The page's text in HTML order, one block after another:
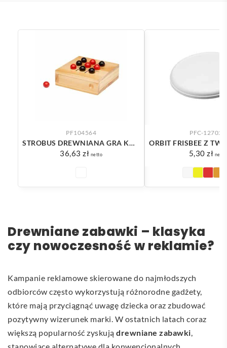
PF104564
STROBUS DREWNIANA GRA KÓŁKO I KRZYŻYK
36,63 zł netto
PFC-127029
5,30zł netto
Drewniane zabawki – klasyka
czy nowoczesność w reklamie?
Kampanie reklamowe skierowane do najmłodszych
odbiorców często wykorzystują różnorodne gadżety,
które mają przyciągnąć uwagę dziecka oraz zbudować
pozytywny wizerunek marki. W ostatnich latach coraz
większą popularność zyskują drewniane zabawki,